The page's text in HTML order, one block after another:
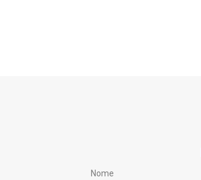
Nome